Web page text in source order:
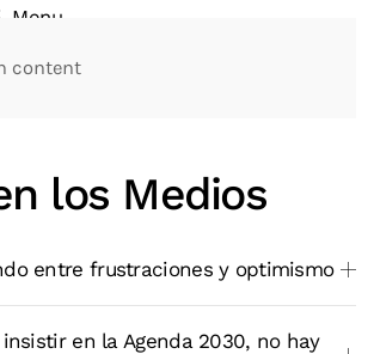
content
Menu
los Medios
entre frustraciones y optimismo
en la Agenda 2030, no hay